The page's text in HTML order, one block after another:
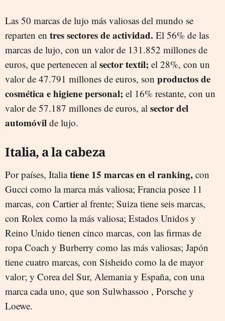
Las 50 marcas de lujo más valiosas del mundo se
reparten en tres sectores de actividad. El 56% de las
marcas de lujo, con un valor de 131.852 millones de
euros, que pertenecen al sector textil; el 28%, con un
valor de 47.791 millones de euros, son productos de
cosmética e higiene personal; el 16% restante, con un
valor de 57.187 millones de euros, al sector del
automóvil de lujo.
Italia, a la cabeza
Por países, Italiatiene 15 marcas en el ranking, con
Gucci como la marca más valiosa; Francia posee 11
marcas, con Cartier al frente; Suiza tiene seis marcas,
con Rolex como la más valiosa; Estados Unidos y
Reino Unido tienen cinco marcas, con las firmas de
ropa Coach y Burberry como las más valiosas; Japón
tiene cuatro marcas, con Sisheido como la de mayor
valor; y Corea del Sur, Alemania y España, con una
marca cada uno, que son Sulwhassoo , Porsche y
Loewe.